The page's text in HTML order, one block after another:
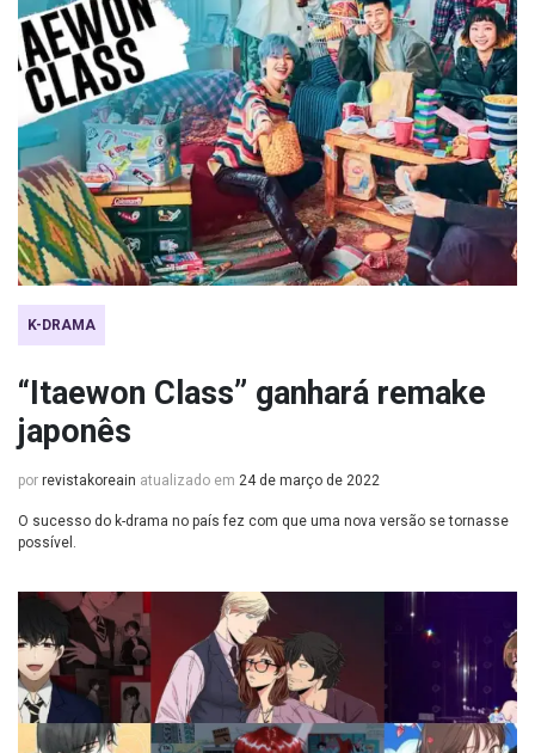
K-DRAMA
“Itaewon Class” ganhará remake
japonês
por revistakoreain atualizado em 24 de março de 2022
O sucesso do k-drama no país fez com que uma nova versão se tornasse
possível.